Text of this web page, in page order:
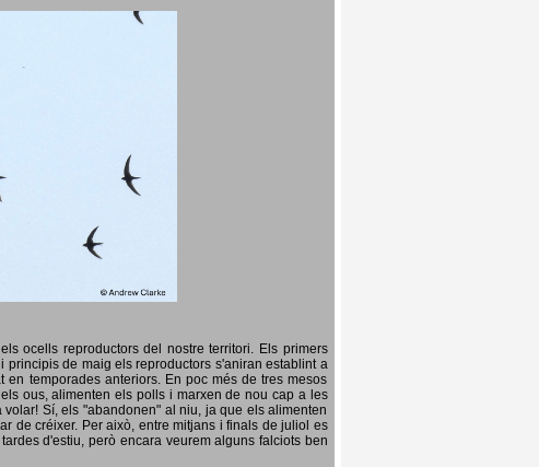
ocells reproductors del nostre territori. Els primers
de maig els reproductors s'aniran establint a
temporades anteriors. En poc més de tres mesos
ous, alimenten els polls i marxen de nou cap a les
Sí, els "abandonen" al niu, ja que els alimenten
de créixer. Per això, entre mitjans i finals de juliol es
d'estiu, però encara veurem alguns falciots ben